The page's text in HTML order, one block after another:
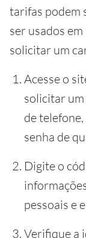
tarifas podem
ser usados
solicitar um
Acesse o
solicitar
de
senha de
Digite o
pessoais e
Verifique a